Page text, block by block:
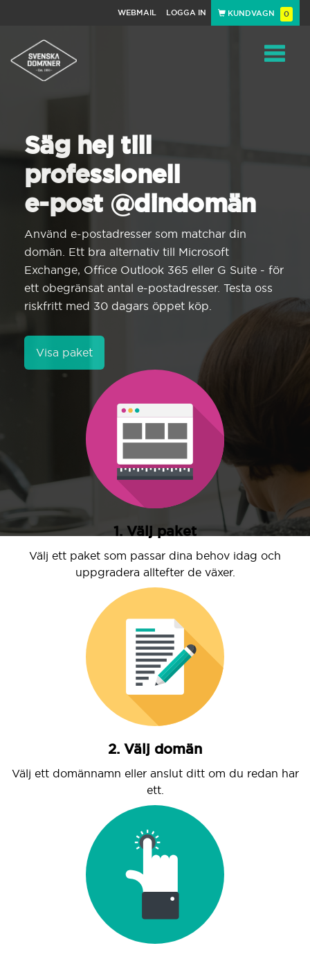
WEBMAIL LOGGA IN KUNDVAGN 0
Säg hej till
professionell
e-post @dindomän
Använd e-postadresser som matchar din
domän. Ett bra alternativ till Microsoft
Exchange, Office Outlook 365 eller G Suite - för
ett obegränsat antal e-postadresser. Testa oss
riskfritt med 30 dagars öppet köp.
Visa paket
1. Välj paket
Välj ett paket som passar dina behov idag och
uppgradera alltefter de växer.
2. Välj domän
Välj ett domännamn eller anslut ditt om du redan har
ett.